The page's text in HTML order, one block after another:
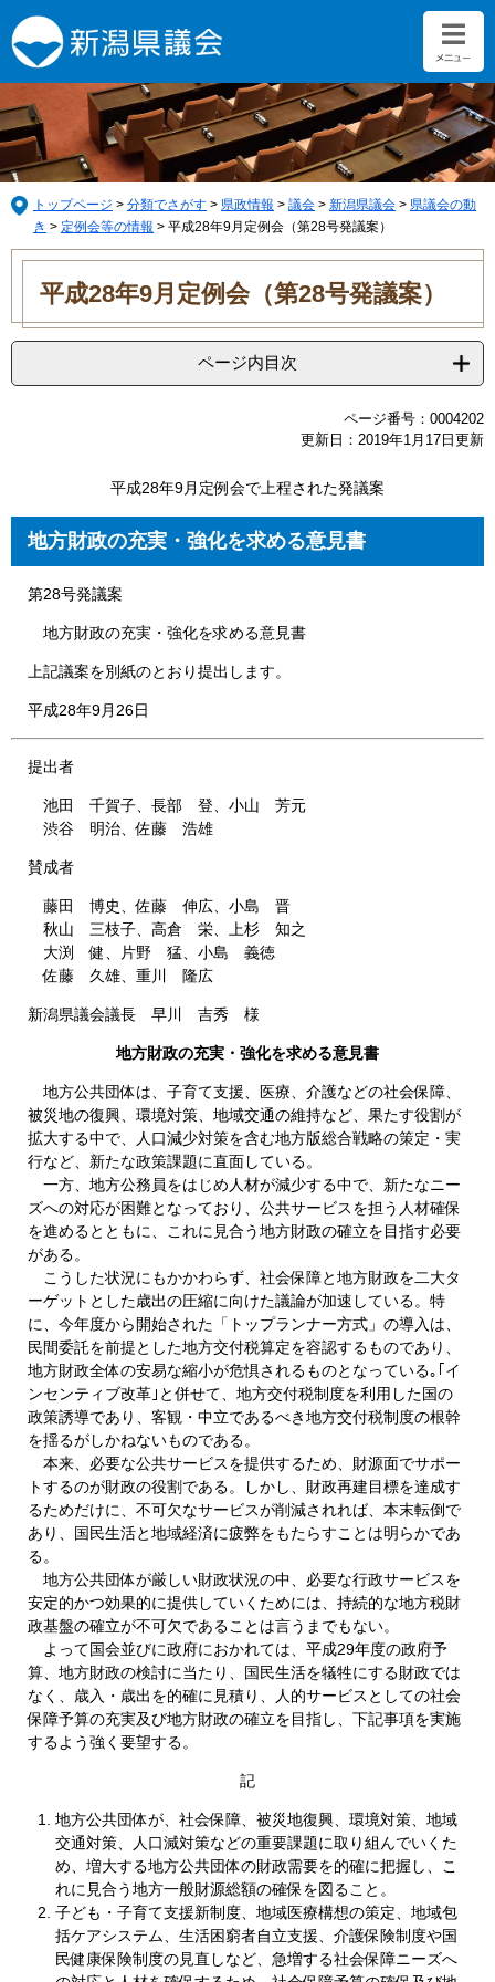
ー
ジ
の
先
頭
で
す。
ニ
ュ
ー
を
飛
ば
し
て
トップページ > 分類でさがす > 県政情報 > 議会 > 新潟県議会 > 県議会の動
き > 定例会等の情報 > 平成28年9月定例会（第28号発議案）
本
平成28年9月定例会（第28号発議案）
ページ内目次
ページ番号：0004202
更新日：2019年1月17日更新
平成28年9月定例会で上程された発議案
地方財政の充実・強化を求める意見書
第28号発議案
地方財政の充実・強化を求める意見書
上記議案を別紙のとおり提出します。
平成28年9月26日
提出者
池田 千賀子、長部 登、小山 芳元
渋谷 明治、佐藤 浩雄
賛成者
藤田 博史、佐藤 伸広、小島 晋
秋山 三枝子、高倉 栄、上杉 知之
大渕 健、片野 猛、小島 義徳
佐藤 久雄、重川 隆広
新潟県議会議長 早川 吉秀 様
地方財政の充実・強化を求める意見書
地方公共団体は、子育て支援、医療、介護などの社会保障、
被災地の復興、環境対策、地域交通の維持など、果たす役割が
拡大する中で、人口減少対策を含む地方版総合戦略の策定・実
行など、新たな政策課題に直面している。
一方、地方公務員をはじめ人材が減少する中で、新たなニー
ズへの対応が困難となっており、公共サービスを担う人材確保
を進めるとともに、これに見合う地方財政の確立を目指す必要
がある。
こうした状況にもかかわらず、社会保障と地方財政を二大タ
ーゲットとした歳出の圧縮に向けた議論が加速している。特
に、今年度から開始された「トップランナー方式」の導入は、
民間委託を前提とした地方交付税算定を容認するものであり、
地方財政全体の安易な縮小が危惧されるものとなっている｡｢イ
ンセンティブ改革｣と併せて、地方交付税制度を利用した国の
政策誘導であり、客観・中立であるべき地方交付税制度の根幹
を揺るがしかねないものである。
本来、必要な公共サービスを提供するため、財源面でサポー
トするのが財政の役割である。しかし、財政再建目標を達成す
るためだけに、不可欠なサービスが削減されれば、本末転倒で
あり、国民生活と地域経済に疲弊をもたらすことは明らかであ
る。
地方公共団体が厳しい財政状況の中、必要な行政サービスを
安定的かつ効果的に提供していくためには、持続的な地方税財
政基盤の確立が不可欠であることは言うまでもない。
よって国会並びに政府におかれては、平成29年度の政府予
算、地方財政の検討に当たり、国民生活を犠牲にする財政では
なく、歳入・歳出を的確に見積り、人的サービスとしての社会
保障予算の充実及び地方財政の確立を目指し、下記事項を実施
するよう強く要望する。
記
地方公共団体が、社会保障、被災地復興、環境対策、地域
交通対策、人口減対策などの重要課題に取り組んでいくた
め、増大する地方公共団体の財政需要を的確に把握し、こ
れに見合う地方一般財源総額の確保を図ること。
子ども・子育て支援新制度、地域医療構想の策定、地域包
括ケアシステム、生活困窮者自立支援、介護保険制度や国
民健康保険制度の見直しなど、急増する社会保障ニーズへ